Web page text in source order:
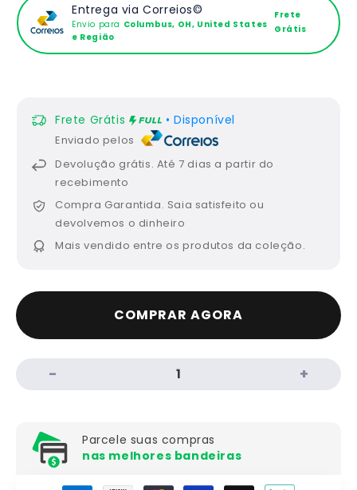
Entrega via Correios©
Envio para Columbus, OH, United States
e Região
Frete
Grátis
Frete Grátis • Disponível
Enviado pelos
Devolução grátis. Até 7 dias a partir do
recebimento
Compra Garantida. Saia satisfeito ou
devolvemos o dinheiro
Mais vendido entre os produtos da coleção.
COMPRAR AGORA
Parcele suas compras
nas melhores bandeiras